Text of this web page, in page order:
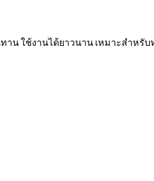
น ใช้งานได้ยาวนาน เหมาะสำหรั